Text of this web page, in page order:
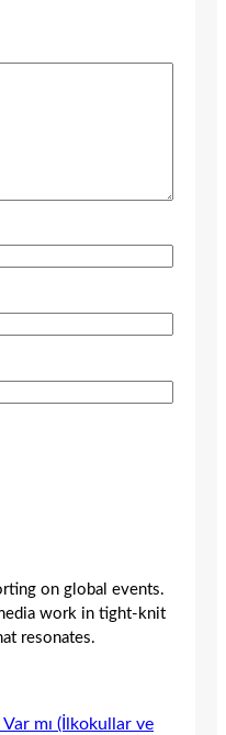
on global events.
work in tight-knit
resonates.
Var mı (İlkokullar ve